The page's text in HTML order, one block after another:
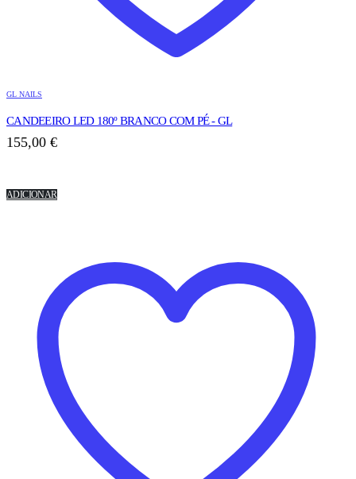
GL NAILS
CANDEEIRO LED 180º BRANCO COM PÉ - GL
155,00 €
ADICIONAR